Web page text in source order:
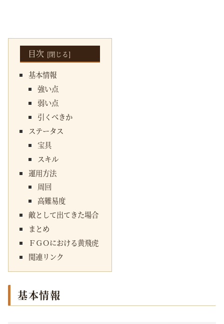
目次
基本情報
強い点
弱い点
引くべきか
ステータス
宝具
スキル
運用方法
周回
高難易度
敵として出てきた場合
まとめ
ＦＧＯにおける黄飛虎
関連リンク
基本情報